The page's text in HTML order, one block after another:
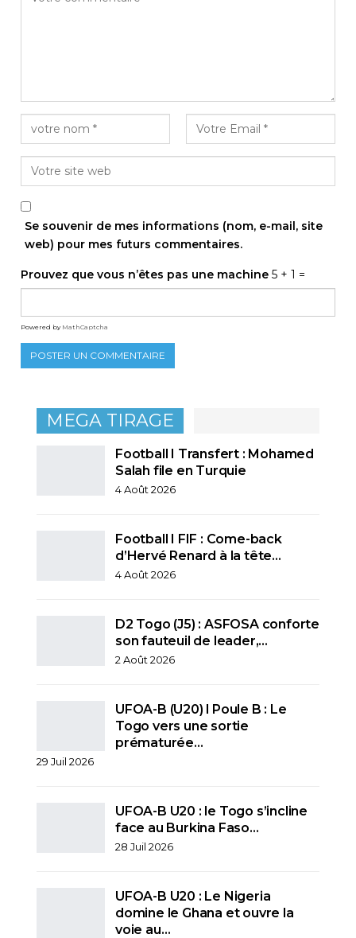
Se souvenir de mes informations (nom, e-mail, site
web) pour mes futurs commentaires.
Prouvez que vous n’êtes pas une machine 5 + 1 =
Powered by MathCaptcha
MEGA TIRAGE
Football I Transfert : Mohamed
Salah file en Turquie
4 Août 2026
Football I FIF : Come-back
d’Hervé Renard à la tête…
4 Août 2026
D2 Togo (J5) : ASFOSA conforte
son fauteuil de leader,…
2 Août 2026
UFOA-B (U20) l Poule B : Le
Togo vers une sortie
prématurée…
29 Juil 2026
UFOA-B U20 : le Togo s’incline
face au Burkina Faso…
28 Juil 2026
UFOA-B U20 : Le Nigeria
domine le Ghana et ouvre la
voie au…